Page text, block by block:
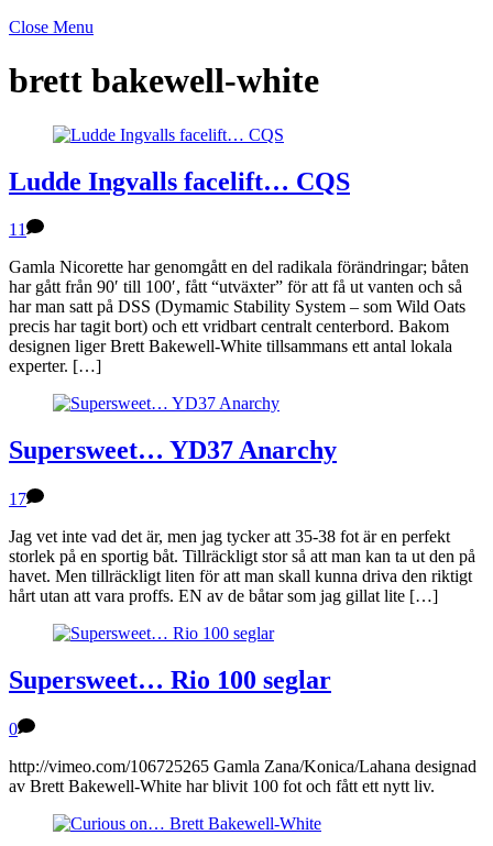
Close Menu
brett bakewell-white
Ludde Ingvalls facelift… CQS
11
Gamla Nicorette har genomgått en del radikala förändringar; båten
har gått från 90′ till 100′, fått “utväxter” för att få ut vanten och så
har man satt på DSS (Dymamic Stability System – som Wild Oats
precis har tagit bort) och ett vridbart centralt centerbord. Bakom
designen liger Brett Bakewell-White tillsammans ett antal lokala
experter. […]
Supersweet… YD37 Anarchy
17
Jag vet inte vad det är, men jag tycker att 35-38 fot är en perfekt
storlek på en sportig båt. Tillräckligt stor så att man kan ta ut den på
havet. Men tillräckligt liten för att man skall kunna driva den riktigt
hårt utan att vara proffs. EN av de båtar som jag gillat lite […]
Supersweet… Rio 100 seglar
0
http://vimeo.com/106725265 Gamla Zana/Konica/Lahana designad
av Brett Bakewell-White har blivit 100 fot och fått ett nytt liv.